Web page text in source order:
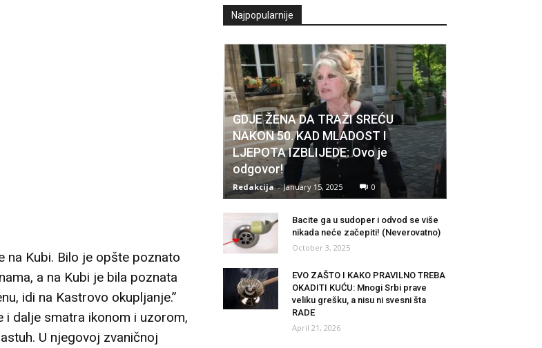
na Kubi. Bilo je opšte poznato
a na Kubi je bila poznata
idi na Kastrovo okupljanje.”
i dalje smatra ikonom i uzorom,
U njegovoj zvaničnoj
Najpopularnije
GDJE ŽENA DA TRAŽI SREĆU
NAKON 50. KAD MLADOST I
LJEPOTA IZBLIJEDE: Ovo je
odgovor!
Redakcija - January 15, 2025 0
Bacite ga u sudoper i odvod se više
nikada neće začepiti! (Neverovatno)
October 3, 2025
EVO ZAŠTO I KAKO PRAVILNO TREBA
OKADITI KUĆU: Mnogi Srbi prave
veliku grešku, a nisu ni svesni šta
RADE
April 21, 2026